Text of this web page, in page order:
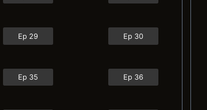
Ep 29 Ep 30
Ep 35 Ep 36